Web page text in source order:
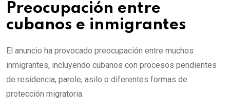
Preocupación entre
cubanos e inmigrantes
El anuncio ha provocado preocupación entre muchos
inmigrantes, incluyendo cubanos con procesos pendientes
de residencia, parole, asilo o diferentes formas de
protección migratoria.